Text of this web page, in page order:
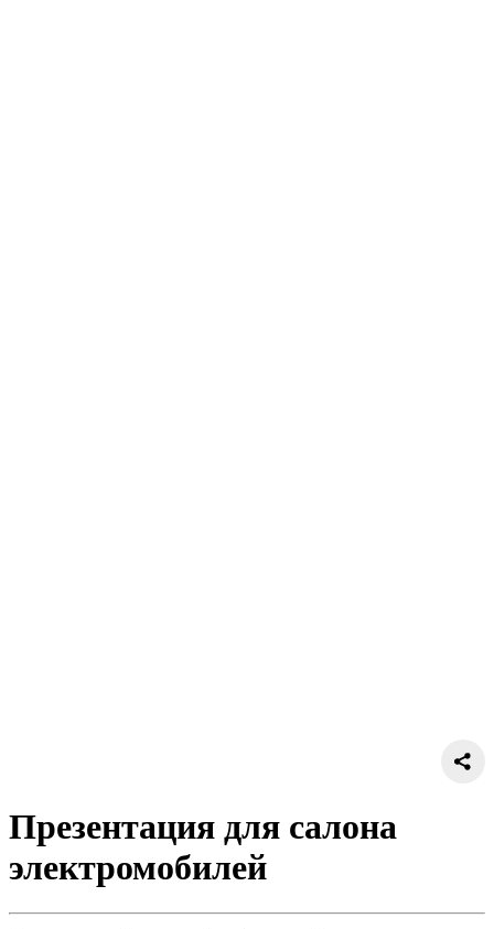
Презентация для салона
электромобилей